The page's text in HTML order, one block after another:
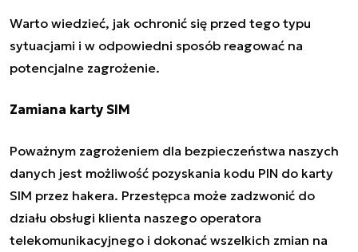
Warto wiedzieć, jak ochronić się przed tego typu
sytuacjami i w odpowiedni sposób reagować na
potencjalne zagrożenie.
Zamiana karty SIM
Poważnym zagrożeniem dla bezpieczeństwa naszych
danych jest możliwość pozyskania kodu PIN do karty
SIM przez hakera. Przestępca może zadzwonić do
działu obsługi klienta naszego operatora
telekomunikacyjnego i dokonać wszelkich zmian na